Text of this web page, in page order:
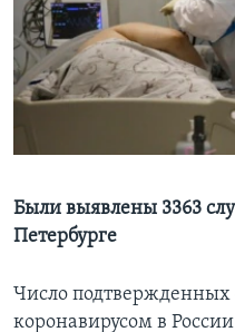
Learning English
СОЦИАЛЬНЫЕ СЕТИ
Языки
Были выявлены 3363
Петербурге
Число подтвержденных
коронавирусом в